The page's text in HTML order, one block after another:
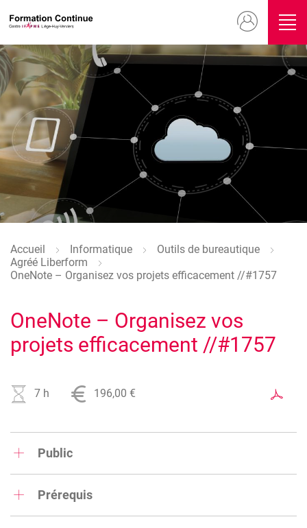
au
contenu
principal
Menu
du
compte
de
l'utilisateur
Image
Fil
d'Ariane
Accueil Informatique
Outils de bureautique
Agréé Liberform
OneNote – Organisez vos projets efficacement //#1757
OneNote – Organisez vos
projets efficacement //#1757
7 h 196,00 €
Public
apprendre à manipuler un outil de gestion de notes et de
documents.
Prérequis